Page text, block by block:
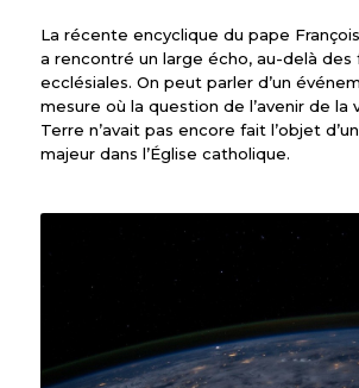
La récente encyclique du pape
a rencontré un large écho, au-delà des
ecclésiales. On peut parler d’un
mesure où la question de l’avenir de la
Terre n’avait pas encore fait l’objet
majeur dans l’Église catholique.